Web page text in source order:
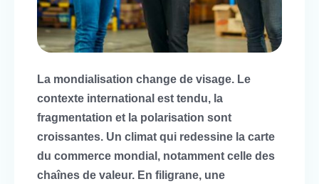
La mondialisation change de visage. Le
contexte international est tendu, la
fragmentation et la polarisation sont
croissantes. Un climat qui redessine la carte
du commerce mondial, notamment celle des
chaînes de valeur. En filigrane, une